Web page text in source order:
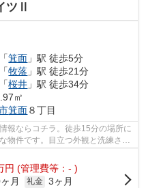
ツⅡ
「箕面 」駅 徒歩5分
「牧落 」駅 徒歩21分
「桜井 」駅 徒歩34分
㎡
箕面８丁目
報ならコチラ。徒歩15分の場所に
物件です。目立つ外観と洗練され
円 (管理費等：- )
月 礼金 3ヶ月